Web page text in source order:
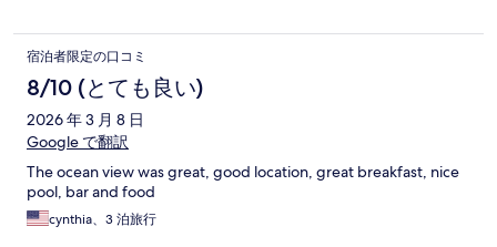
宿泊者限定の口コミ
8/10 (とても良い)
2026 年 3 月 8 日
Google で翻訳
The ocean view was great, good location, great breakfast, nice
pool, bar and food
cynthia、3 泊旅行